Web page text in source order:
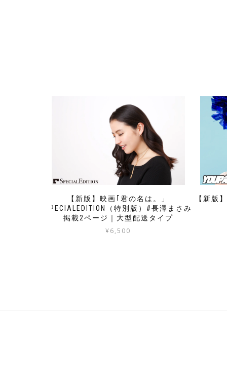
【新版】映画｢君の名は。」
SPECIALEDITION（特別版）#長澤まさみ
掲載2ページ｜大型配送タイプ
¥6,500
【新版